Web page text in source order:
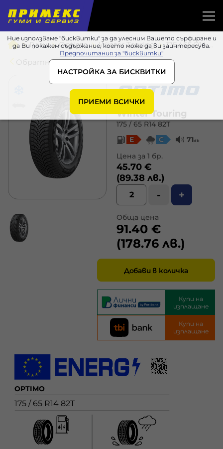
Ние използваме "бисквитки" за да улесним Вашето сърфиране и
да Ви покажем съдържание, което може да ви заинтересува.
Предпочитания за "бисквитки"
НАСТРОЙКА ЗА БИСКВИТКИ
ПРИЕМИ ВСИЧКИ
Гуми Optimo Winter Touring
175 / 65 R14 82T
Обратно в списъка
Winter Touring
175 / 65 R14 82T
E
C 71db
Цена за 1 бр.
45.70 €
(89.38 лв.)
- +
Обща цена
91.40 €
(178.76 лв.)
Добави в количка
Купи на
изплащане
Купи на
изплащане
OPTIMO
175 / 65 R14 82T